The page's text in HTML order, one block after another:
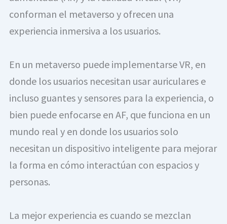
conforman el metaverso y ofrecen una
experiencia inmersiva a los usuarios.
En un metaverso puede implementarse VR, en
donde los usuarios necesitan usar auriculares e
incluso guantes y sensores para la experiencia, o
bien puede enfocarse en AF, que funciona en un
mundo real y en donde los usuarios solo
necesitan un dispositivo inteligente para mejorar
la forma en cómo interactúan con espacios y
personas.
La mejor experiencia es cuando se mezclan